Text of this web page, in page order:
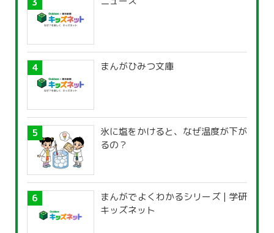
まんがひみつ文庫
氷に塩をかけると、なぜ温度が下が
るの？
まんがでよくわかるシリーズ | 学研
キッズネット